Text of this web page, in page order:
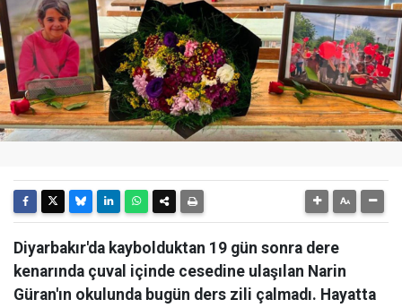
Diyarbakır'da kaybolduktan 19 gün sonra dere
kenarında çuval içinde cesedine ulaşılan Narin
Güran'ın okulunda bugün ders zili çalmadı. Hayatta